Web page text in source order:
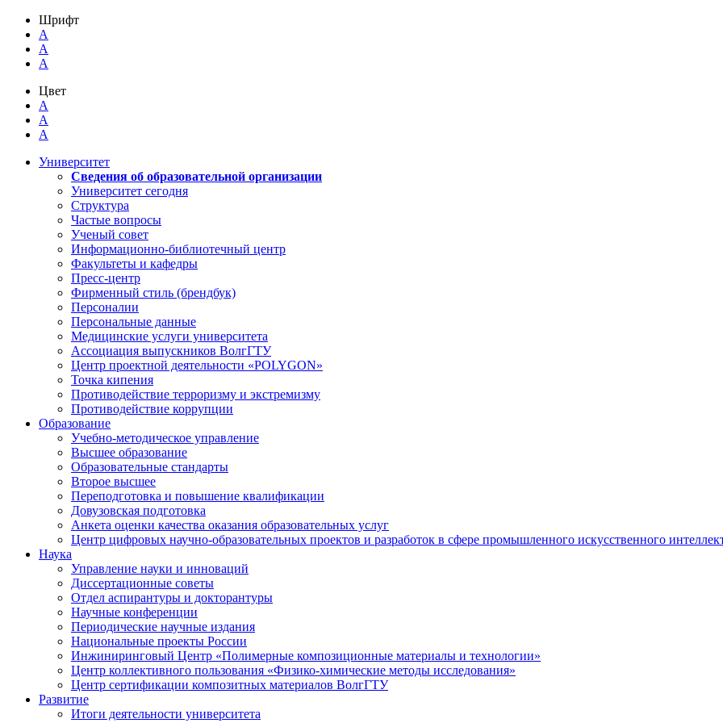
Шрифт
A
A
A
Цвет
A
A
A
Университет
Сведения об образовательной организации
Университет сегодня
Структура
Частые вопросы
Ученый совет
Информационно-библиотечный центр
Факультеты и кафедры
Пресс-центр
Фирменный стиль (брендбук)
Персоналии
Персональные данные
Медицинские услуги университета
Ассоциация выпускников ВолгГТУ
Центр проектной деятельности «POLYGON»
Точка кипения
Противодействие терроризму и экстремизму
Противодействие коррупции
Образование
Учебно-методическое управление
Высшее образование
Образовательные стандарты
Второе высшее
Переподготовка и повышение квалификации
Довузовская подготовка
Анкета оценки качества оказания образовательных услуг
Центр цифровых научно-образовательных проектов и разработок в сфере промышленного искусственного
Наука
Управление науки и инноваций
Диссертационные советы
Отдел аспирантуры и докторантуры
Научные конференции
Периодические научные издания
Национальные проекты России
Инжиниринговый Центр «Полимерные композиционные материалы и технологии»
Центр коллективного пользования «Физико-химические методы исследования»
Центр сертификации композитных материалов ВолгГТУ
Развитие
Итоги деятельности университета